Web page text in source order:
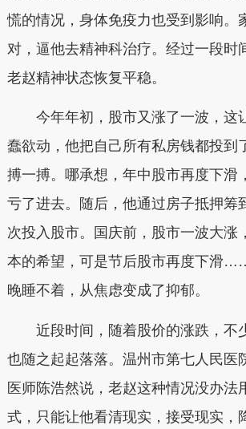
慌的情况，身体免疫力也受到影响。
对，逼他去精神科治疗。经过一段时
老赵精神状态恢复平稳。
今年年初，股市又涨了一波，这
蠢欲动，他把自己所有私房钱都投到
搏一搏。哪承想，年中股市再度下滑
亏了进去。随后，他通过房子抵押筹
次投入股市。国庆前，股市一波大涨
本的希望，可是节后股市再度下滑
晚睡不着，从焦虑变成了抑郁。
近段时间，随着股价的涨跌，不
也随之起起落落。温州市第七人民医
医师陈浩然说，老赵这种情况没办法
式，只能让他看清现实，接受现实，